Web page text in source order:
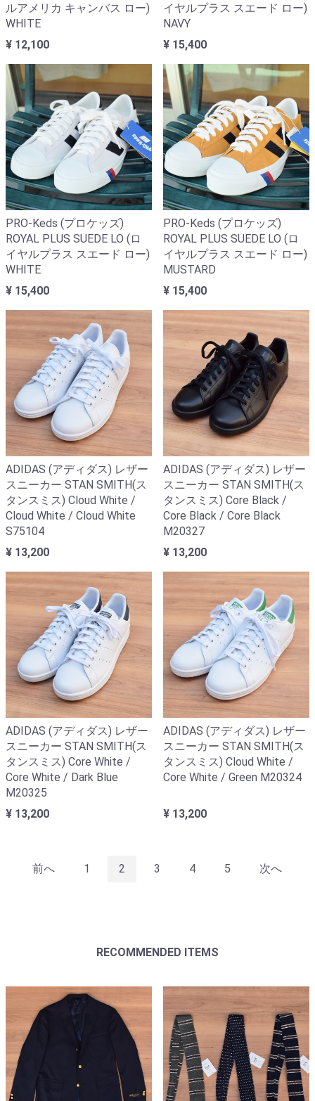
ルアメリカ キャンバス ロー)
WHITE
¥ 12,100
イヤルプラス スエード ロー)
NAVY
¥ 15,400
PRO-Keds (プロケッズ)
ROYAL PLUS SUEDE LO (ロ
イヤルプラス スエード ロー)
WHITE
¥ 15,400
PRO-Keds (プロケッズ)
ROYAL PLUS SUEDE LO (ロ
イヤルプラス スエード ロー)
MUSTARD
¥ 15,400
ADIDAS (アディダス) レザー
スニーカー STAN SMITH(ス
タンスミス) Cloud White /
Cloud White / Cloud White
S75104
¥ 13,200
ADIDAS (アディダス) レザー
スニーカー STAN SMITH(ス
タンスミス) Core Black /
Core Black / Core Black
M20327
¥ 13,200
ADIDAS (アディダス) レザー
スニーカー STAN SMITH(ス
タンスミス) Core White /
Core White / Dark Blue
M20325
¥ 13,200
ADIDAS (アディダス) レザー
スニーカー STAN SMITH(ス
タンスミス) Cloud White /
Core White / Green M20324
¥ 13,200
前へ 1 2 3 4 5 次へ
RECOMMENDED ITEMS